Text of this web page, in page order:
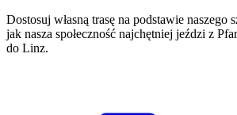
Dostosuj własną trasę na podstawie naszego
jak nasza społeczność najchętniej jeździ z
do Linz.